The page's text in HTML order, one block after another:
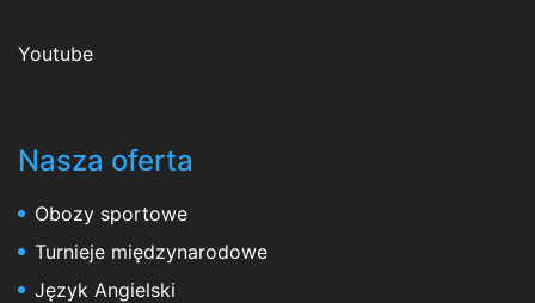
Youtube
Nasza oferta
Obozy sportowe
Turnieje międzynarodowe
Język Angielski